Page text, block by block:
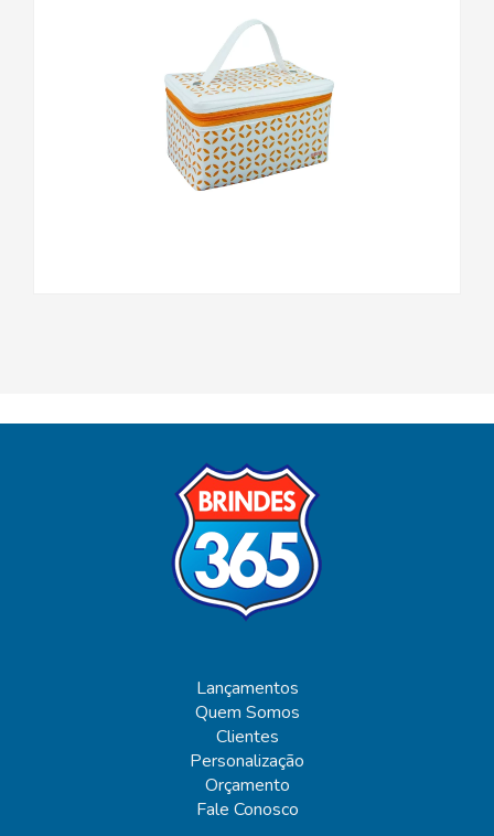
Lançamentos
Quem Somos
Clientes
Personalização
Orçamento
Fale Conosco